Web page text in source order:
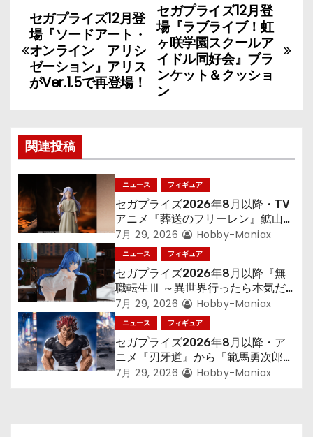
投
稿
ナ
ゲ
ー
シ
ョ
ン
セガプライズ12月登
場『ラブライブ！虹
ヶ咲学園スクールア
イドル同好会』ブラ
ンケット＆クッショ
ン
セガプライズ12月登
場『ソードアート・
オンライン アリシ
ゼーション』アリス
がVer.1.5で再登場！
関連投稿
ニュース フィギュア
セガプライズ2026年8月以降・TV
アニメ『葬送のフリーレン』鉱山で
300年働くことになっっちゃった
「フリーレン」を立体化！
7月 29, 2026 Hobby-Maniax
ニュース フィギュア
セガプライズ2026年8月以降『無
職転生Ⅲ ～異世界行ったら本気だ
す～』から「ロキシー」のフィギュ
アが登場！
7月 29, 2026 Hobby-Maniax
ニュース フィギュア
セガプライズ2026年8月以降・ア
ニメ『刃牙道』から「範馬勇次郎」
が登場ッッ!!
7月 29, 2026 Hobby-Maniax